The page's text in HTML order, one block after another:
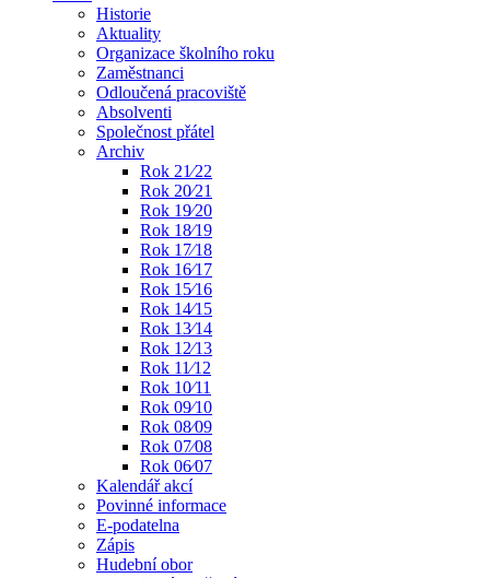
Historie
Aktuality
Organizace školního roku
Zaměstnanci
Odloučená pracoviště
Absolventi
Společnost přátel
Archiv
Rok 21⁄22
Rok 20⁄21
Rok 19⁄20
Rok 18⁄19
Rok 17⁄18
Rok 16⁄17
Rok 15⁄16
Rok 14⁄15
Rok 13⁄14
Rok 12⁄13
Rok 11⁄12
Rok 10⁄11
Rok 09⁄10
Rok 08⁄09
Rok 07⁄08
Rok 06⁄07
Kalendář akcí
Povinné informace
E-podatelna
Zápis
Hudební obor